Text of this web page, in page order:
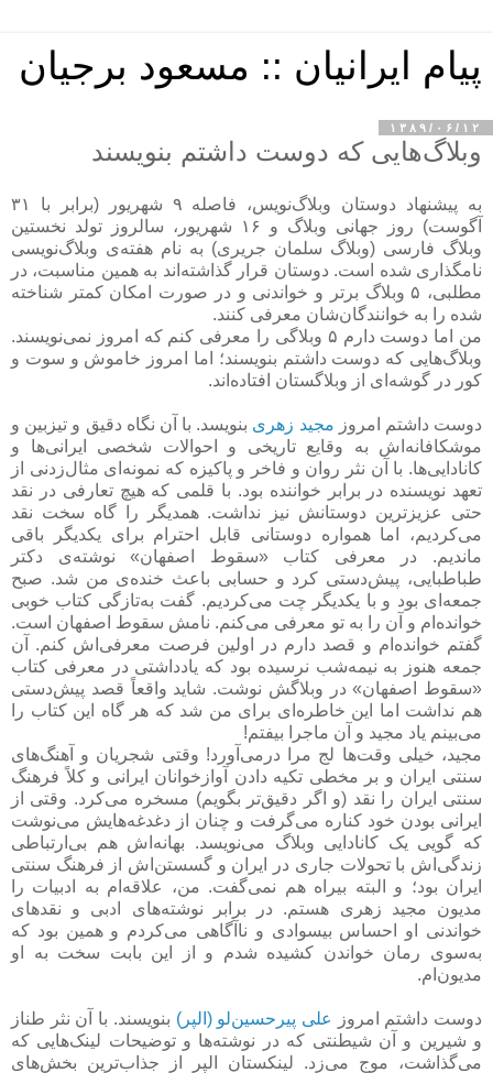
پیام ایرانیان :: مسعود برجیان
۱۳۸۹/۰۶/۱۲
وبلاگ‌هایی که دوست داشتم بنویسند
به پیشنهاد دوستان وبلاگ‌نویس، فاصله ۹ شهریور (برابر با ۳۱
آگوست) روز جهانی وبلاگ و ۱۶ شهریور، سالروز تولد نخستین
وبلاگ فارسی (وبلاگ سلمان جریری) به نام هفته‌ی وبلاگ‌نویسی
نامگذاری شده است. دوستان قرار گذاشته‌اند به همین مناسبت، در
مطلبی، ۵ وبلاگ برتر و خواندنی و در صورت امکان کمتر شناخته
شده را به خوانندگان‌شان معرفی کنند.
من اما دوست دارم ۵ وبلاگی را معرفی کنم که امروز نمی‌نویسند.
وبلاگ‌هایی که دوست داشتم بنویسند؛ اما امروز خاموش و سوت و
کور در گوشه‌ای از وبلاگستان افتاده‌اند.
دوست داشتم امروز مجید زهری بنویسد. با آن نگاه دقیق و تیزبین و
موشکافانه‌اش به وقایع تاریخی و احوالات شخصی ایرانی‌ها و
کانادایی‌ها. با آن نثر روان و فاخر و پاکیزه که نمونه‌ای مثال‌زدنی از
تعهد نویسنده در برابر خواننده بود. با قلمی که هیچ تعارفی در نقد
حتی عزیزترین دوستانش نیز نداشت. همدیگر را گاه سخت نقد
می‌کردیم، اما همواره دوستانی قابل احترام برای یکدیگر باقی
ماندیم. در معرفی کتاب «سقوط اصفهان» نوشته‌ی دکتر
طباطبایی، پیش‌دستی کرد و حسابی باعث خنده‌ی من شد. صبح
جمعه‌ای بود و با یکدیگر چت می‌کردیم. گفت به‌تازگی کتاب خوبی
خوانده‌ام و آن را به تو معرفی می‌کنم. نامش سقوط اصفهان است.
گفتم خوانده‌ام و قصد دارم در اولین فرصت معرفی‌اش کنم. آن
جمعه هنوز به نیمه‌شب نرسیده بود که یادداشتی در معرفی کتاب
«سقوط اصفهان» در وبلاگش نوشت. شاید واقعاً قصد پیش‌دستی
هم نداشت اما این خاطره‌ای برای من شد که هر گاه این کتاب را
می‌بینم یاد مجید و آن ماجرا بیفتم!
مجید، خیلی وقت‌ها لج مرا درمی‌آورد! وقتی شجریان و آهنگ‌های
سنتی ایران و بر مخطی تکیه دادن آوازخوانان ایرانی و کلاً فرهنگ
سنتی ایران را نقد (و اگر دقیق‌تر بگویم) مسخره می‌کرد. وقتی از
ایرانی بودن خود کناره می‌گرفت و چنان از دغدغه‌هایش می‌نوشت
که گویی یک کانادایی وبلاگ می‌نویسد. بهانه‌اش هم بی‌ارتباطی
زندگی‌اش با تحولات جاری در ایران و گسستن‌اش از فرهنگ سنتی
ایران بود؛ و البته بیراه هم نمی‌گفت. من، علاقه‌ام به ادبیات را
مدیون مجید زهری هستم. در برابر نوشته‌های ادبی و نقدهای
خواندنی او احساس بیسوادی و ناآگاهی می‌کردم و همین بود که
به‌سوی رمان خواندن کشیده شدم و از این بابت سخت به او
مدیون‌ام.
دوست داشتم امروز علی پیرحسین‌لو (الپر) بنویسند. با آن نثر طناز
و شیرین و آن شیطنتی که در نوشته‌ها و توضیحات لینک‌هایی که
می‌گذاشت، موج می‌زد. لینکستان الپر از جذاب‌ترین بخش‌های